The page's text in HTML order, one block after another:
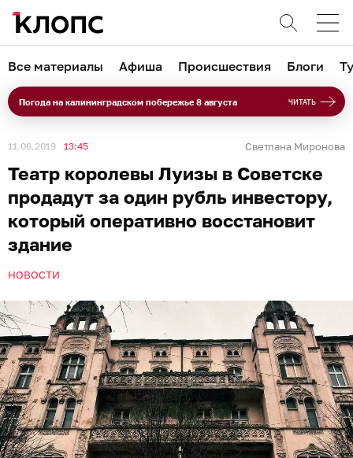
Все материалы Афиша Происшествия Блоги
Погода на калининградском побережье 8 августа ЧИТАТЬ
11.06.2019 13:45 Светлана Миронова
Театр королевы Луизы в Советске
продадут за один рубль инвестору,
который оперативно восстановит
здание
НОВОСТИ